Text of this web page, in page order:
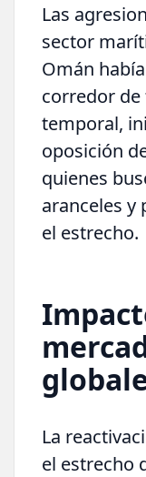
Las
sector
Omán
corredor
temporal,
oposición
quienes
aranceles y
el estrecho.
La
el estrecho